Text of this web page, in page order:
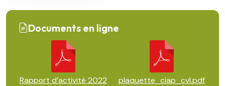
Documents en ligne
Rapport d’activité 2022 plaquette_ciap_cvl.pdf